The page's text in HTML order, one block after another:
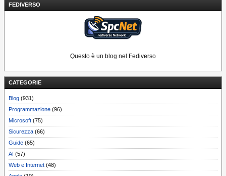
FEDIVERSO
Questo è un blog nel Fediverso
CATEGORIE
Blog (931)
Programmazione (96)
Microsoft (75)
Sicurezza (66)
Guide (65)
AI (57)
Web e Internet (48)